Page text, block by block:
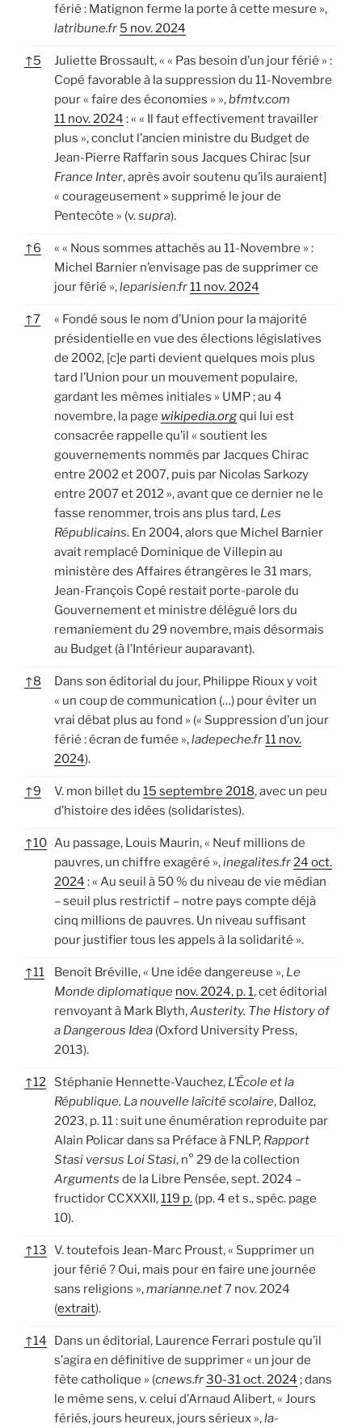
férié : Matignon ferme la porte à cette mesure »,
latribune.fr 5 nov. 2024
↑5
Juliette Brossault, « « Pas besoin d’un jour férié » :
Copé favorable à la suppression du 11-Novembre
pour « faire des économies » »,bfmtv.com
11 nov. 2024 : « « Il faut effectivement travailler
plus », conclut l’ancien ministre du Budget de
Jean-Pierre Raffarin sous Jacques Chirac [sur
France Inter, après avoir soutenu qu’ils auraient]
« courageusement » supprimé le jour de
Pentecôte » (v.supra).
↑6
« « Nous sommes attachés au 11-Novembre » :
Michel Barnier n’envisage pas de supprimer ce
jour férié »,leparisien.fr11 nov. 2024
↑7
« Fondé sous le nom d’Union pour la majorité
présidentielle en vue des élections législatives
de 2002, [c]e parti devient quelques mois plus
tard l’Union pour un mouvement populaire,
gardant les mêmes initiales » UMP ; au 4
novembre, la page wikipedia.orgqui lui est
consacrée rappelle qu’il « soutient les
gouvernements nommés par Jacques Chirac
entre 2002 et 2007, puis par Nicolas Sarkozy
entre 2007 et 2012 », avant que ce dernier ne le
fasse renommer, trois ans plus tard, Les
Républicains. En 2004, alors que Michel Barnier
avait remplacé Dominique de Villepin au
ministère des Affaires étrangères le 31 mars,
Jean-François Copé restait porte-parole du
Gouvernement et ministre délégué lors du
remaniement du 29 novembre, mais désormais
au Budget (à l’Intérieur auparavant).
↑8
Dans son éditorial du jour, Philippe Rioux y voit
« un coup de communication (…) pour éviter un
vrai débat plus au fond » (« Suppression d’un jour
férié : écran de fumée »,ladepeche.fr11 nov.
2024).
↑9 V. mon billet du 15 septembre 2018, avec un peu
d’histoire des idées (solidaristes).
↑10 Au passage, Louis Maurin, « Neuf millions de
pauvres, un chiffre exagéré »,inegalites.fr24 oct.
2024 : « Au seuil à 50 % du niveau de vie médian
– seuil plus restrictif – notre pays compte déjà
cinq millions de pauvres. Un niveau suffisant
pour justifier tous les appels à la solidarité ».
↑11 Benoît Bréville, « Une idée dangereuse », Le
Monde diplomatique nov. 2024, p. 1, cet éditorial
renvoyant à Mark Blyth,Austerity. The History of
a Dangerous Idea (Oxford University Press,
2013).
↑12 Stéphanie Hennette-Vauchez, L’École et la
République. La nouvelle laïcité scolaire, Dalloz,
2023, p. 11 : suit une énumération reproduite par
Alain Policar dans sa Préface à FNLP, Rapport
Stasi versus Loi Stasi, n° 29 de la collection
Arguments de la Libre Pensée, sept. 2024 –
fructidor CCXXXII,119 p. (pp. 4 et s., spéc. page
10).
↑13 V. toutefois Jean-Marc Proust, « Supprimer un
jour férié ? Oui, mais pour en faire une journée
sans religions »,marianne.net7 nov. 2024
(extrait).
↑14
Dans un éditorial, Laurence Ferrari postule qu’il
s’agira en définitive de supprimer « un jour de
fête catholique » (cnews.fr30-31 oct. 2024 ; dans
le même sens, v. celui d’Arnaud Alibert, « Jours
fériés, jours heureux, jours sérieux »,la-